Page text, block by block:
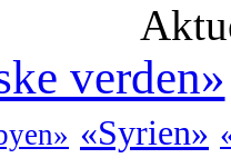
verden»
«Syrien»